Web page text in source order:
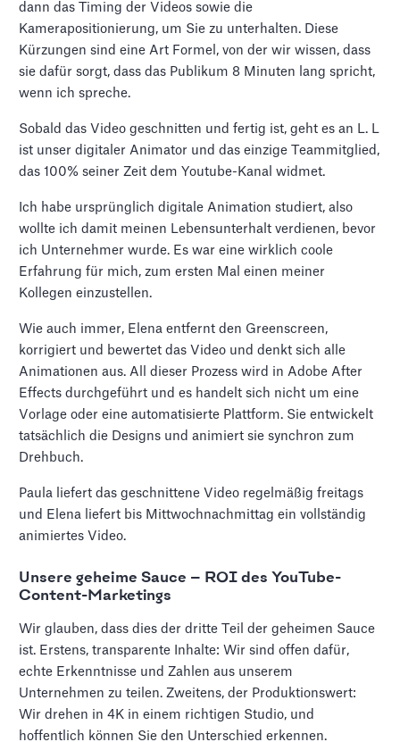
dann das Timing der Videos sowie die
Kamerapositionierung, um Sie zu unterhalten. Diese
Kürzungen sind eine Art Formel, von der wir wissen, dass
sie dafür sorgt, dass das Publikum 8 Minuten lang spricht,
wenn ich spreche.
Sobald das Video geschnitten und fertig ist, geht es an L. L
ist unser digitaler Animator und das einzige Teammitglied,
das 100% seiner Zeit dem Youtube-Kanal widmet.
Ich habe ursprünglich digitale Animation studiert, also
wollte ich damit meinen Lebensunterhalt verdienen, bevor
ich Unternehmer wurde. Es war eine wirklich coole
Erfahrung für mich, zum ersten Mal einen meiner
Kollegen einzustellen.
Wie auch immer, Elena entfernt den Greenscreen,
korrigiert und bewertet das Video und denkt sich alle
Animationen aus. All dieser Prozess wird in Adobe After
Effects durchgeführt und es handelt sich nicht um eine
Vorlage oder eine automatisierte Plattform. Sie entwickelt
tatsächlich die Designs und animiert sie synchron zum
Drehbuch.
Paula liefert das geschnittene Video regelmäßig freitags
und Elena liefert bis Mittwochnachmittag ein vollständig
animiertes Video.
Unsere geheime Sauce — ROI des YouTube-
Content-Marketings
Wir glauben, dass dies der dritte Teil der geheimen Sauce
ist. Erstens, transparente Inhalte: Wir sind offen dafür,
echte Erkenntnisse und Zahlen aus unserem
Unternehmen zu teilen. Zweitens, der Produktionswert:
Wir drehen in 4K in einem richtigen Studio, und
hoffentlich können Sie den Unterschied erkennen.